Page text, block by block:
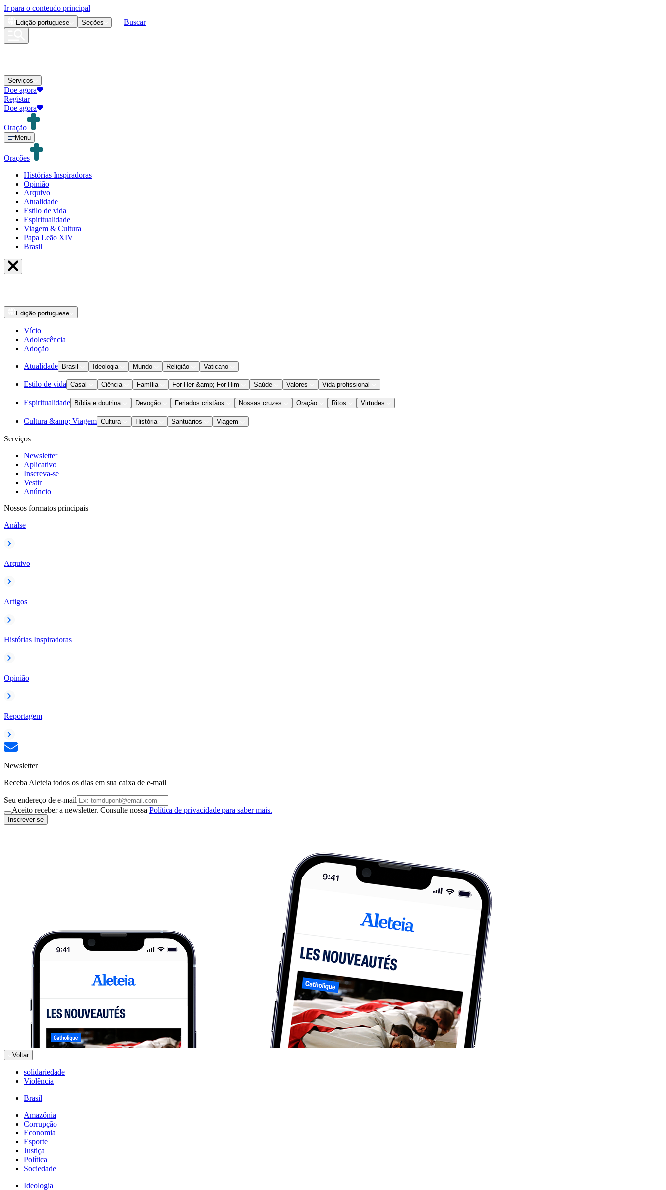
Ir para o conteudo principal
Edição portuguese Seções Buscar
Serviços
Doe agora
Registar
Doe agora
Oração
Menu
Orações
Histórias Inspiradoras
Opinião
Arquivo
Atualidade
Estilo de vida
Espiritualidade
Viagem & Cultura
Papa Leão XIV
Brasil
Edição portuguese
Vício
Adolescência
Adoção
Atualidade Brasil Ideologia Mundo Religião Vaticano
Estilo de vida Casal Ciência Família For Her &amp; For Him Saúde Valores Vida profissional
Espiritualidade Bíblia e doutrina Devoção Feriados cristãos Nossas cruzes Oração Ritos Virtudes
Cultura &amp; Viagem Cultura História Santuários Viagem
Serviços
Newsletter
Aplicativo
Inscreva-se
Vestir
Anúncio
Nossos formatos principais
Análse
Arquivo
Artigos
Histórias Inspiradoras
Opinião
Reportagem
Newsletter
Receba Aleteia todos os dias em sua caixa de e-mail.
Seu endereço de e-mail
Aceito receber a newsletter. Consulte nossa Política de privacidade para saber mais.
Inscrever-se
Voltar
solidariedade
Violência
Brasil
Amazônia
Corrupção
Economia
Esporte
Justiça
Política
Sociedade
Ideologia